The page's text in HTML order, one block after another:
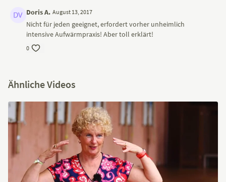
Doris A. August 13, 2017
Nicht für jeden geeignet, erfordert vorher unheimlich
intensive Aufwärmpraxis! Aber toll erklärt!
0
Ähnliche Videos